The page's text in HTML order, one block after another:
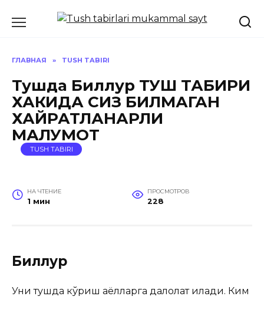
ГЛАВНАЯ » TUSH TABIRI
Тушда Биллур ТУШ ТАБИРИ
ХАКИДА СИЗ БИЛМАГАН
ХАЙРАТЛАНАРЛИ
МАЛУМОТ
TUSH TABIRI
НА ЧТЕНИЕ
1 мин
ПРОСМОТРОВ
228
Биллур
Уни тушда кўриш аёлларга далолат қилади. Ким